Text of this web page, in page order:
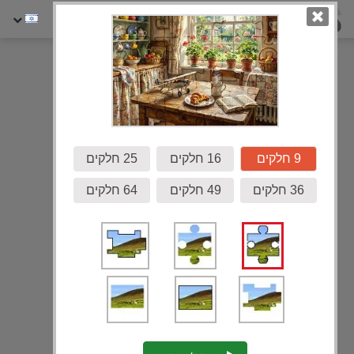
גלריה
9 חלקים 16 חלקים 25 חלקים
36 חלקים 49 חלקים 64 חלקים